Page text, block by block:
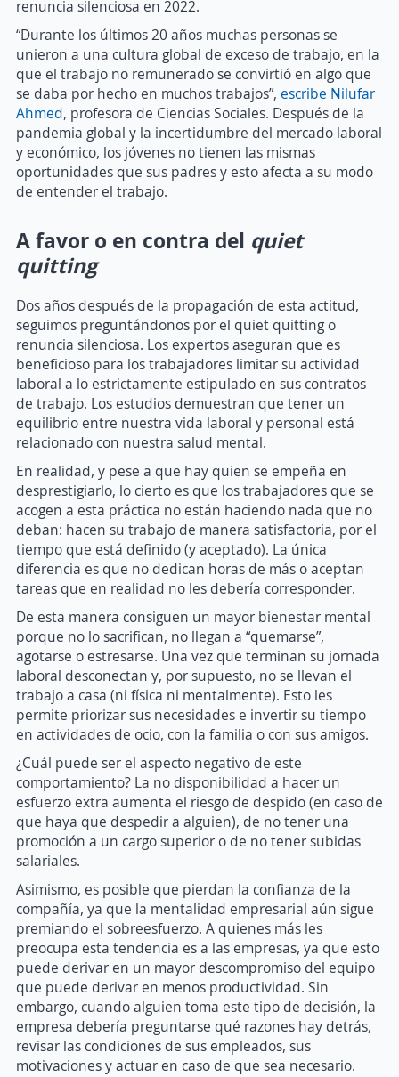
renuncia silenciosa en 2022.
“Durante los últimos 20 años muchas personas se
unieron a una cultura global de exceso de trabajo, en la
que el trabajo no remunerado se convirtió en algo que
se daba por hecho en muchos trabajos”, escribe Nilufar
Ahmed, profesora de Ciencias Sociales. Después de la
pandemia global y la incertidumbre del mercado laboral
y económico, los jóvenes no tienen las mismas
oportunidades que sus padres y esto afecta a su modo
de entender el trabajo.
A favor o en contra del quiet
quitting
Dos años después de la propagación de esta actitud,
seguimos preguntándonos por el quiet quitting o
renuncia silenciosa. Los expertos aseguran que es
beneficioso para los trabajadores limitar su actividad
laboral a lo estrictamente estipulado en sus contratos
de trabajo. Los estudios demuestran que tener un
equilibrio entre nuestra vida laboral y personal está
relacionado con nuestra salud mental.
En realidad, y pese a que hay quien se empeña en
desprestigiarlo, lo cierto es que los trabajadores que se
acogen a esta práctica no están haciendo nada que no
deban: hacen su trabajo de manera satisfactoria, por el
tiempo que está definido (y aceptado). La única
diferencia es que no dedican horas de más o aceptan
tareas que en realidad no les debería corresponder.
De esta manera consiguen un mayor bienestar mental
porque no lo sacrifican, no llegan a “quemarse”,
agotarse o estresarse. Una vez que terminan su jornada
laboral desconectan y, por supuesto, no se llevan el
trabajo a casa (ni física ni mentalmente). Esto les
permite priorizar sus necesidades e invertir su tiempo
en actividades de ocio, con la familia o con sus amigos.
¿Cuál puede ser el aspecto negativo de este
comportamiento? La no disponibilidad a hacer un
esfuerzo extra aumenta el riesgo de despido (en caso de
que haya que despedir a alguien), de no tener una
promoción a un cargo superior o de no tener subidas
salariales.
Asimismo, es posible que pierdan la confianza de la
compañía, ya que la mentalidad empresarial aún sigue
premiando el sobreesfuerzo. A quienes más les
preocupa esta tendencia es a las empresas, ya que esto
puede derivar en un mayor descompromiso del equipo
que puede derivar en menos productividad. Sin
embargo, cuando alguien toma este tipo de decisión, la
empresa debería preguntarse qué razones hay detrás,
revisar las condiciones de sus empleados, sus
motivaciones y actuar en caso de que sea necesario.